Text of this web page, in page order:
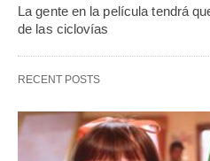
La gente en la película tendrá
de las ciclovías
RECENT POSTS